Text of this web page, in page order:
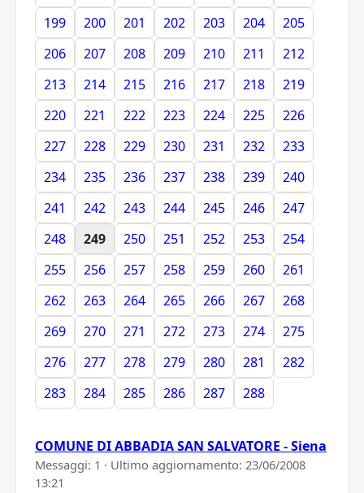
199
200 201 202 203 204
205
206
207 208 209 210 211
212
213
214 215 216 217 218
219
220
221 222 223 224 225
226
227
228 229 230 231 232
233
234
235 236 237 238 239
240
241
242 243 244 245 246
247
248
249 250 251 252 253
254
255
256 257 258 259 260
261
262
263 264 265 266 267
268
269
270 271 272 273 274
275
276
277 278 279 280 281
282
283
284 285 286 287 288
COMUNE DI ABBADIA SAN SALVATORE - Siena
Messaggi: 1 · Ultimo aggiornamento: 23/06/2008
13:21